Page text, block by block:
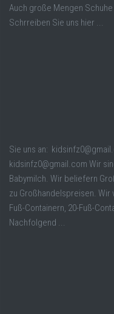
Auch große Mengen
Schrreiben Sie uns hier ...
Sie uns an:
kidsinfz0@gmail.com Wir
Babymilch. Wir beliefern
zu Großhandelspreisen.
Fuß-Containern, 20-Fuß-
Nachfolgend ...